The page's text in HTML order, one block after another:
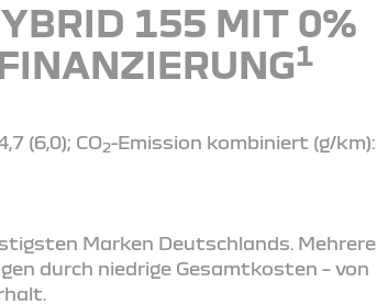
155 MIT 0%
1
(6,0); CO2-Emission kombiniert (g/km):
Marken Deutschlands. Mehrere
durch niedrige Gesamtkosten – von